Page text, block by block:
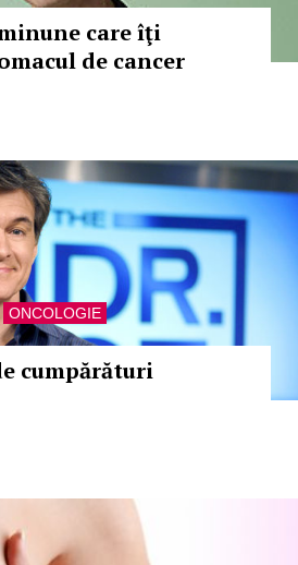
care îţi
de cancer
ONCOLOGIE
cumpărături